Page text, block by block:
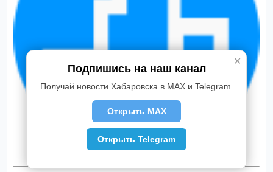
✕
Подпишись на наш канал
Получай новости Хабаровска в MAX и Telegram.
Открыть MAX
Открыть Telegram